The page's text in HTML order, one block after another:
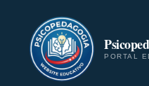
PORTAL